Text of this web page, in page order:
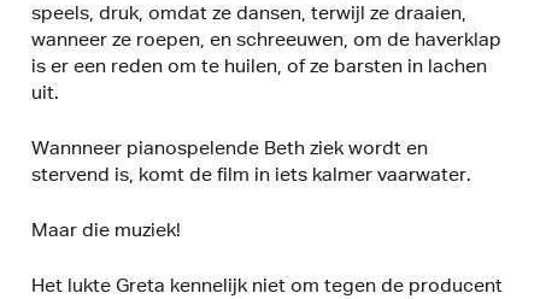
speels, druk, omdat ze dansen, terwijl ze draaien,
wanneer ze roepen, en schreeuwen, om de haverklap
is er een reden om te huilen, of ze barsten in lachen
uit.
Wannneer pianospelende Beth ziek wordt en
stervend is, komt de film in iets kalmer vaarwater.
Maar die muziek!
Het lukte Greta kennelijk niet om tegen de producent